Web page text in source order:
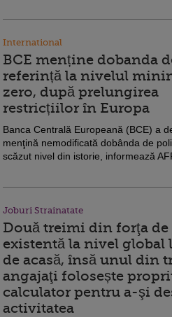
International
BCE menține dobanda
referință la nivelul
zero, după prelungirea
restricțiilor în Europa
Banca Centrală Europeană (BCE) a
menţină nemodificată dobânda de
scăzut nivel din istorie, informează
Joburi Strainatate
Două treimi din forţa
existentă la nivel global
de acasă, însă unul din
angajaţi folosește
calculator pentru a-şi
activitatea